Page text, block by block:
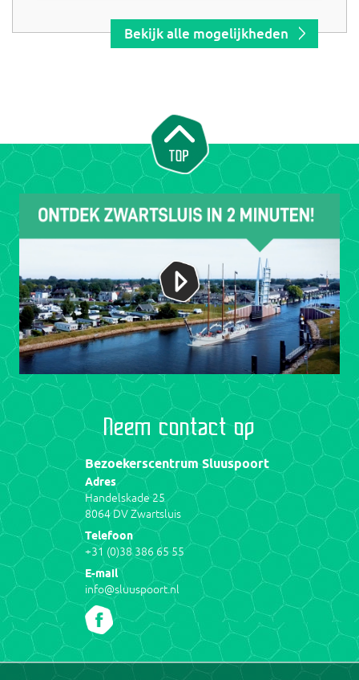
Bekijk alle mogelijkheden
Neem contact op
Bezoekerscentrum Sluuspoort
Adres
Handelskade 25
8064 DV Zwartsluis
Telefoon
+31 (0)38 386 65 55
E-mail
info@sluuspoort.nl